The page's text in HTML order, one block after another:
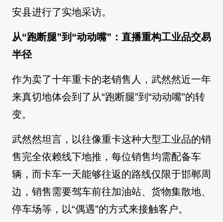
安县进行了实地采访。
从“跑断腿”到“动动嘴”：直播重构工业品交易
半径
作为卖了十年重卡的老销售人，武然然近一年
来真切地体会到了从“跑断腿”到“动动嘴”的转
变。
武然然坦言，以往像重卡这种大型工业品的销
售完全依赖线下地推，每位销售均需配备车
辆，而卡车一天能够往返的路线仅限于邯郸周
边，销售需要驾车前往加油站、货物集散地、
停车场等，以“偶遇”的方式来接触客户。